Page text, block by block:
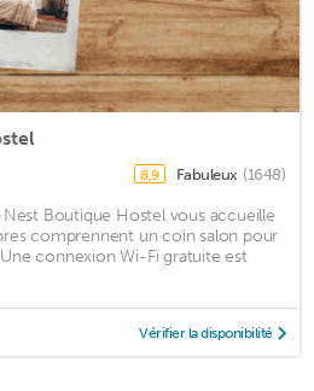
8,9 Fabuleux (1648)
Nest Boutique Hostel vous accueille
comprennent un coin salon pour
connexion Wi-Fi gratuite est
Vérifier la disponibilité